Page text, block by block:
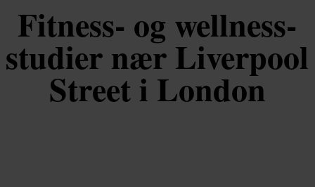
Fitness- og wellness-
studier nær Liverpool
Street i London